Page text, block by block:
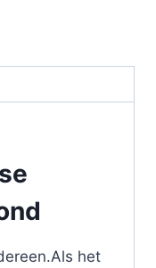
het